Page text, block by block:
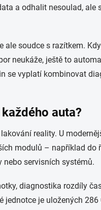
a odhalit nesoulad, ale
soudce s razítkem.
neukáže, ještě to
se vyplatí kombinovat
auta?
reality. U
modulů – například do
nebo servisních systémů.
diagnostika rozdíly
jednotce je uložených